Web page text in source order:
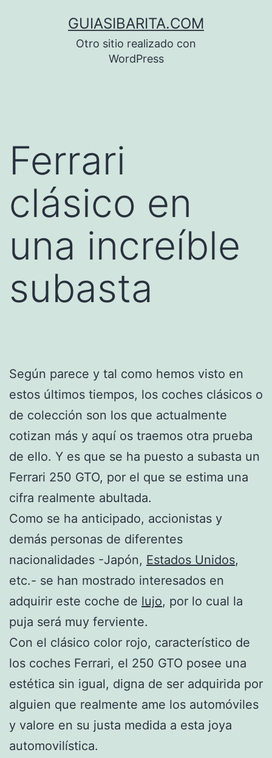
GUIASIBARITA.COM
Otro sitio realizado con
WordPress
Ferrari
clásico en
una increíble
subasta
Según parece y tal como hemos visto en
estos últimos tiempos, los coches clásicos o
de colección son los que actualmente
cotizan más y aquí os traemos otra prueba
de ello. Y es que se ha puesto a subasta un
Ferrari 250 GTO, por el que se estima una
cifra realmente abultada.
Como se ha anticipado, accionistas y
demás personas de diferentes
nacionalidades -Japón, Estados Unidos,
etc.- se han mostrado interesados en
adquirir este coche de lujo, por lo cual la
puja será muy ferviente.
Con el clásico color rojo, característico de
los coches Ferrari, el 250 GTO posee una
estética sin igual, digna de ser adquirida por
alguien que realmente ame los automóviles
y valore en su justa medida a esta joya
automovilística.